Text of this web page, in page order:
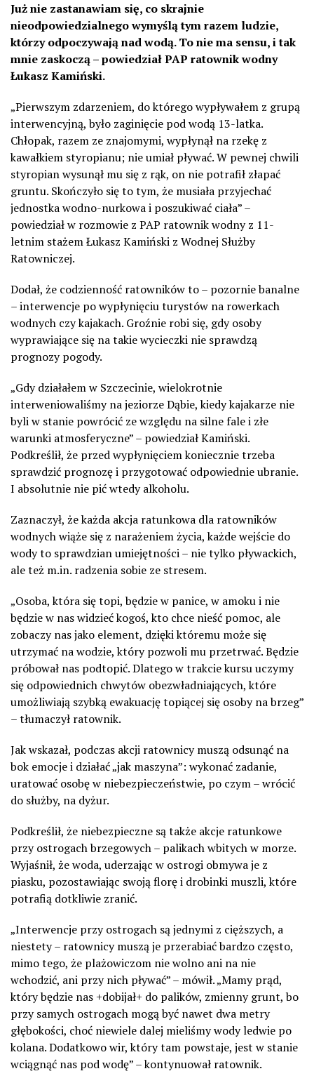
Już nie zastanawiam się, co skrajnie
nieodpowiedzialnego wymyślą tym razem ludzie,
którzy odpoczywają nad wodą. To nie ma sensu, i tak
mnie zaskoczą – powiedział PAP ratownik wodny
Łukasz Kamiński.
„Pierwszym zdarzeniem, do którego wypływałem z grupą
interwencyjną, było zaginięcie pod wodą 13-latka.
Chłopak, razem ze znajomymi, wypłynął na rzekę z
kawałkiem styropianu; nie umiał pływać. W pewnej chwili
styropian wysunął mu się z rąk, on nie potrafił złapać
gruntu. Skończyło się to tym, że musiała przyjechać
jednostka wodno-nurkowa i poszukiwać ciała” –
powiedział w rozmowie z PAP ratownik wodny z 11-
letnim stażem Łukasz Kamiński z Wodnej Służby
Ratowniczej.
Dodał, że codzienność ratowników to – pozornie banalne
– interwencje po wypłynięciu turystów na rowerkach
wodnych czy kajakach. Groźnie robi się, gdy osoby
wyprawiające się na takie wycieczki nie sprawdzą
prognozy pogody.
„Gdy działałem w Szczecinie, wielokrotnie
interweniowaliśmy na jeziorze Dąbie, kiedy kajakarze nie
byli w stanie powrócić ze względu na silne fale i złe
warunki atmosferyczne” – powiedział Kamiński.
Podkreślił, że przed wypłynięciem koniecznie trzeba
sprawdzić prognozę i przygotować odpowiednie ubranie.
I absolutnie nie pić wtedy alkoholu.
Zaznaczył, że każda akcja ratunkowa dla ratowników
wodnych wiąże się z narażeniem życia, każde wejście do
wody to sprawdzian umiejętności – nie tylko pływackich,
ale też m.in. radzenia sobie ze stresem.
„Osoba, która się topi, będzie w panice, w amoku i nie
będzie w nas widzieć kogoś, kto chce nieść pomoc, ale
zobaczy nas jako element, dzięki któremu może się
utrzymać na wodzie, który pozwoli mu przetrwać. Będzie
próbował nas podtopić. Dlatego w trakcie kursu uczymy
się odpowiednich chwytów obezwładniających, które
umożliwiają szybką ewakuację topiącej się osoby na brzeg”
– tłumaczył ratownik.
Jak wskazał, podczas akcji ratownicy muszą odsunąć na
bok emocje i działać „jak maszyna”: wykonać zadanie,
uratować osobę w niebezpieczeństwie, po czym – wrócić
do służby, na dyżur.
Podkreślił, że niebezpieczne są także akcje ratunkowe
przy ostrogach brzegowych – palikach wbitych w morze.
Wyjaśnił, że woda, uderzając w ostrogi obmywa je z
piasku, pozostawiając swoją florę i drobinki muszli, które
potrafią dotkliwie zranić.
„Interwencje przy ostrogach są jednymi z cięższych, a
niestety – ratownicy muszą je przerabiać bardzo często,
mimo tego, że plażowiczom nie wolno ani na nie
wchodzić, ani przy nich pływać” – mówił. „Mamy prąd,
który będzie nas +dobijał+ do palików, zmienny grunt, bo
przy samych ostrogach mogą być nawet dwa metry
głębokości, choć niewiele dalej mieliśmy wody ledwie po
kolana. Dodatkowo wir, który tam powstaje, jest w stanie
wciągnąć nas pod wodę” – kontynuował ratownik.